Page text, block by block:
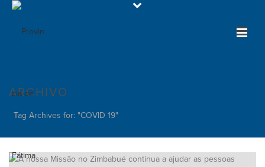
ARCHIVO
Tag Archives for: "COVID 19"